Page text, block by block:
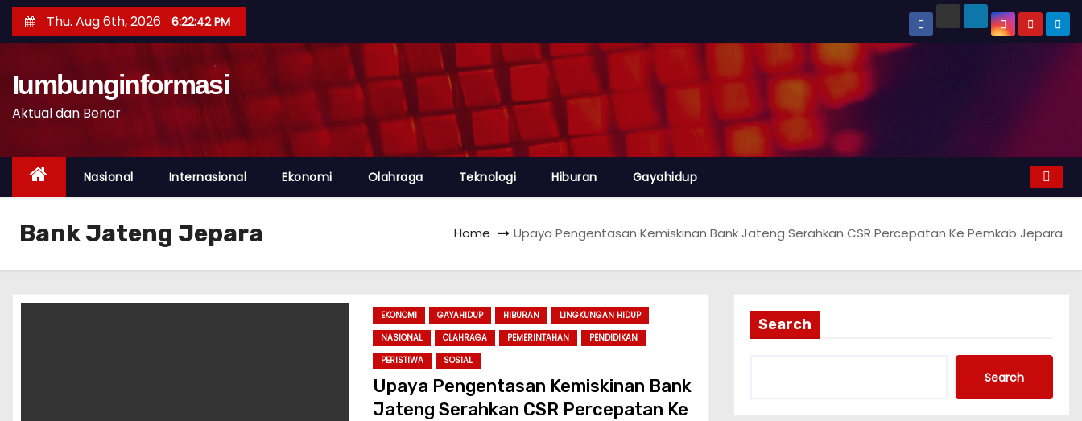
Thu. Aug 6th, 2026 6:22:42 PM
Iumbunginformasi
Aktual dan Benar
Nasional Internasional Ekonomi Olahraga Teknologi Hiburan Gayahidup
Bank Jateng Jepara Home Upaya Pengentasan Kemiskinan Bank Jateng Serahkan CSR Percepatan Ke Pemkab Jepara
EKONOMI GAYAHIDUP HIBURAN
LINGKUNGAN HIDUP
NASIONAL
OLAHRAGA PEMERINTAHAN
PENDIDIKAN
PERISTIWA
SOSIAL
Upaya Pengentasan Kemiskinan Bank
Jateng Serahkan CSR Percepatan Ke
Search
Search